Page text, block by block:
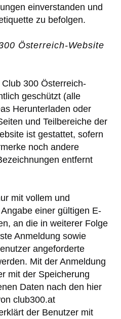
einverstanden und
zu befolgen.
Österreich-Website
300 Österreich-
geschützt (alle
Herunterladen oder
und Teilbereiche der
ist gestattet, sofern
noch andere
entfernt
mit vollem und
einer gültigen E-
an die in weiterer Folge
Anmeldung sowie
angeforderte
Mit der Anmeldung
mit der Speicherung
Daten nach den hier
club300.at
der Benutzer mit